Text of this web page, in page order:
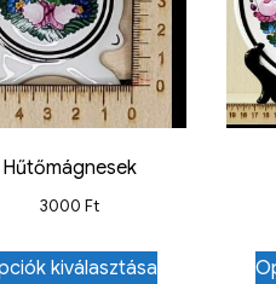
Hűtőmágnesek
3000Ft
kiválasztása